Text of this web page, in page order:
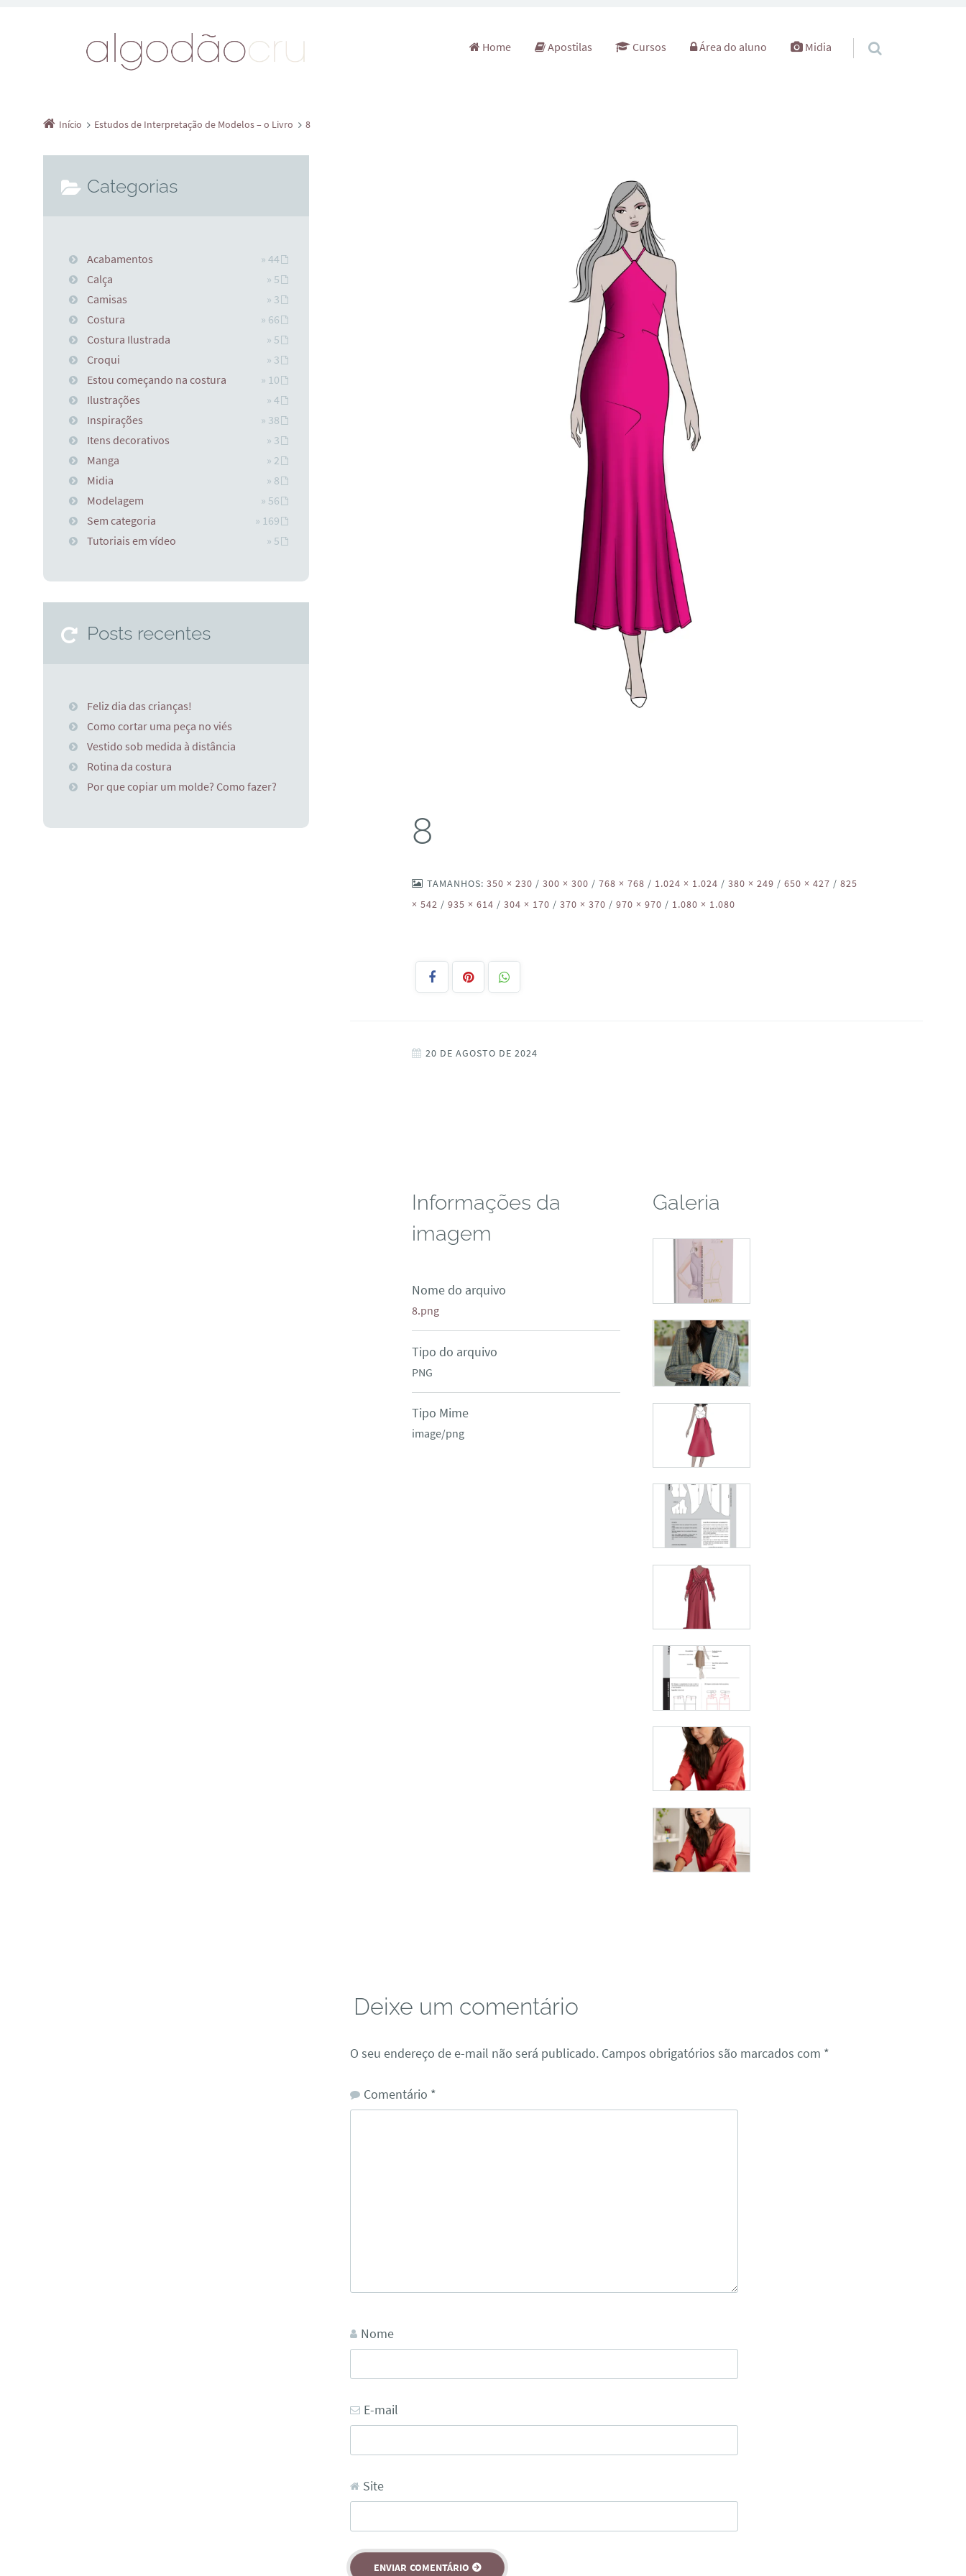
Pular para o conteúdo
Home Apostilas Cursos Área do aluno Midia
Início Estudos de Interpretação de Modelos – o Livro 8
8
TAMANHOS:350 × 230 / 300 × 300 / 768 × 768 / 1.024 × 1.024 / 380 × 249 / 650 × 427 / 825
× 542 / 935 × 614 / 304 × 170 / 370 × 370 / 970 × 970 / 1.080 × 1.080
20 DE AGOSTO DE 2024
Informações da
imagem
Nome do arquivo
8.png
Tipo do arquivo
PNG
Tipo Mime
image/png
Galeria
Deixe um comentário
O seu endereço de e-mail não será publicado. Campos obrigatórios são marcados com *
Comentário *
Nome
E-mail
Site
Categorias
Acabamentos
» 44
Calça
» 5
Camisas
» 3
Costura
» 66
Costura Ilustrada
» 5
Croqui
» 3
Estou começando na costura
» 10
Ilustrações
» 4
Inspirações
» 38
Itens decorativos
» 3
Manga
» 2
Midia
» 8
Modelagem
» 56
Sem categoria
» 169
Tutoriais em vídeo
» 5
Posts recentes
Feliz dia das crianças!
Como cortar uma peça no viés
Vestido sob medida à distância
Rotina da costura
Por que copiar um molde? Como fazer?